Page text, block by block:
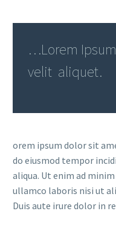
…Lorem
velit aliquet.
orem ipsum dolor sit
do eiusmod tempor
aliqua. Ut enim ad
ullamco laboris nisi ut
Duis aute irure dolor in